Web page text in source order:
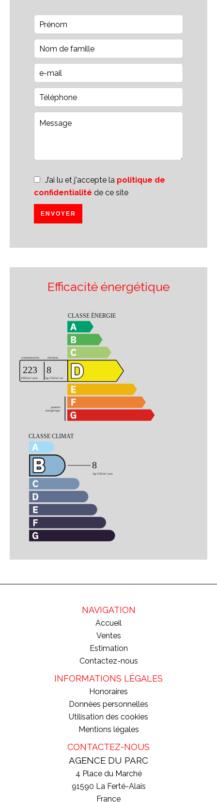
J’ai lu et j'accepte la politique de
confidentialité de ce site
ENVOYER
Efficacité énergétique
NAVIGATION
Accueil
Ventes
Estimation
Contactez-nous
INFORMATIONS LÉGALES
Honoraires
Données personnelles
Utilisation des cookies
Mentions légales
CONTACTEZ-NOUS
AGENCE DU PARC
4 Place du Marché
91590 La Ferté-Alais
France